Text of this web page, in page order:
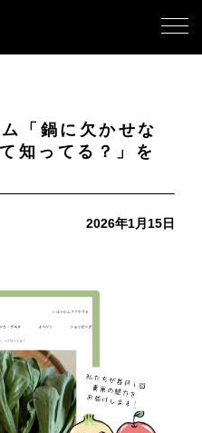
「鍋に欠かせな
知ってる？」を
2026年1月15日